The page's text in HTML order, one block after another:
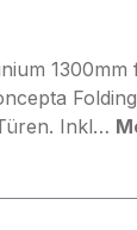
Inkl…